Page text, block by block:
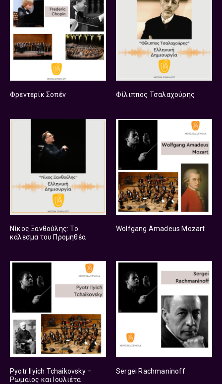
Φρεντερίκ Σοπέν Φίλιππος Τσαλαχούρης
Νίκος Ξανθούλης: Το
κάλεσμα του Προμηθέα
Wolfgang Amadeus Mozart
Pyotr Ilyich Tchaikovsky –
Ρωμαίος και Ιουλιέτα
Sergei Rachmaninoff